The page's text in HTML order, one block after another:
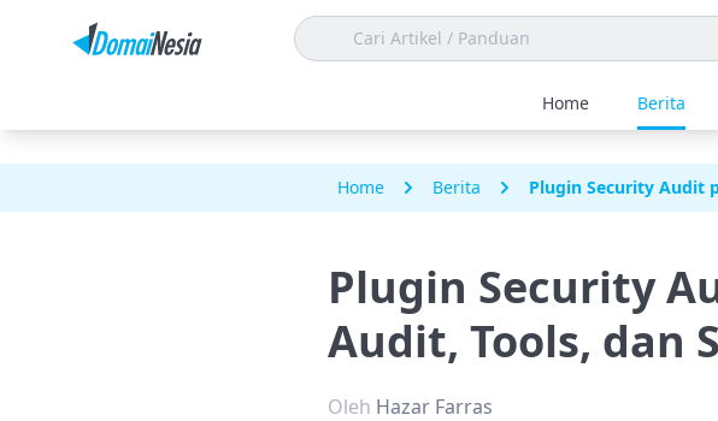
Home Berita
Home Berita Plugin Security Audit
Plugin Security
Audit, Tools, dan
Oleh Hazar Farras